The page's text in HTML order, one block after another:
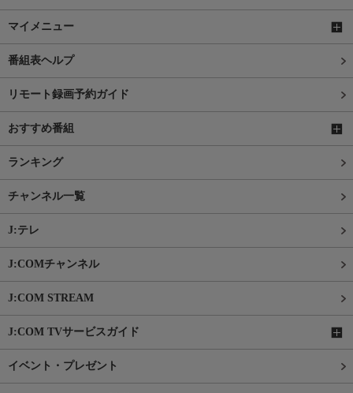
マイメニュー
番組表ヘルプ
リモート録画予約ガイド
おすすめ番組
ランキング
チャンネル一覧
J:テレ
J:COMチャンネル
J:COM STREAM
J:COM TVサービスガイド
イベント・プレゼント